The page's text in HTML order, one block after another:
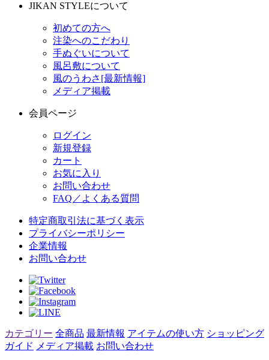
JIKAN STYLEについて
初めての方へ
注染へのこだわり
手ぬぐいについて
風呂敷について
風のうわさ[最新情報]
メディア掲載
会員ページ
ログイン
新規登録
カート
お気に入り
お問い合わせ
FAQ／よくある質問
特定商取引法に基づく表示
プライバシーポリシー
企業情報
お問い合わせ
カテゴリー 全商品 最新情報 アイテムの使い方 ショッピング
ガイド メディア掲載 お問い合わせ